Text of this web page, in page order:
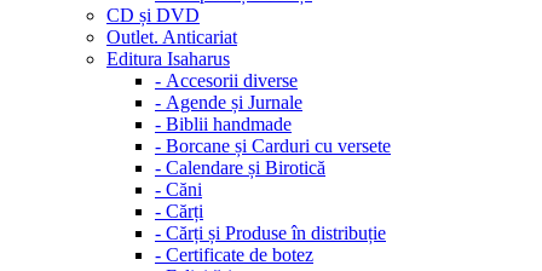
CD și DVD
Outlet. Anticariat
Editura Isaharus
- Accesorii diverse
- Agende și Jurnale
- Biblii handmade
- Borcane și Carduri cu versete
- Calendare și Birotică
- Căni
- Cărți
- Cărți și Produse în distribuție
- Certificate de botez